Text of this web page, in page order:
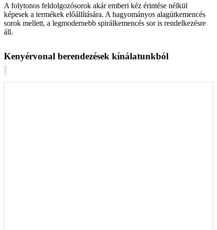
A folytonos feldolgozósorok akár emberi kéz érintése nélkül
képesek a termékek előállítására. A hagyományos alagútkemencés
sorok mellett, a legmodernebb spirálkemencés sor is rendelkezésre
áll.
Kenyérvonal berendezések kínálatunkból